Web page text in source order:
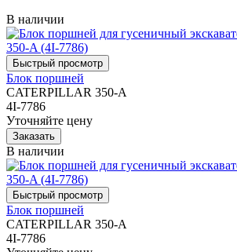
В наличии
Блок поршней
CATERPILLAR 350-A
4I-7786
Уточняйте цену
В наличии
Блок поршней
CATERPILLAR 350-A
4I-7786